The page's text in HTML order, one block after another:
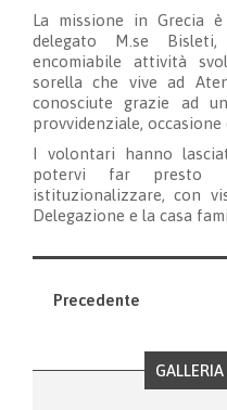
La missione in Grecia
delegato M.se
encomiabile attività
sorella che vive ad
conosciute grazie ad
provvidenziale, occasione
I volontari hanno
potervi far presto
istituzionalizzare, con
Delegazione e la casa
Precedente